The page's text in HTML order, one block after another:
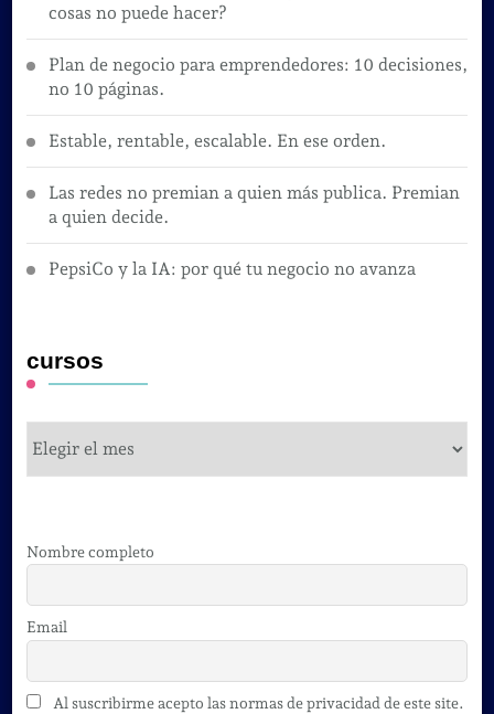
cosas no puede hacer?
Plan de negocio para emprendedores: 10 decisiones,
no 10 páginas.
Estable, rentable, escalable. En ese orden.
Las redes no premian a quien más publica. Premian
a quien decide.
PepsiCo y la IA: por qué tu negocio no avanza
cursos
Nombre completo
Email
Al suscribirme acepto las normas de privacidad de este site.